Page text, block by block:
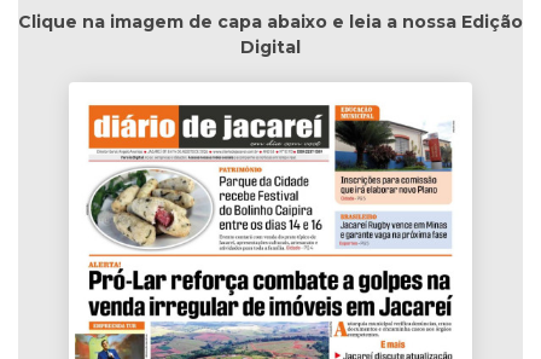
Clique na imagem de capa abaixo e leia a nossa Edição
Digital